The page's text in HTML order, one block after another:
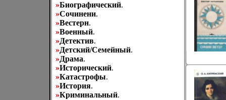
»Биографический.
»Cочинени.
»Вестерн.
»Военный.
»Детектив.
»Детский/Семейный.
»Драма.
»Исторический.
»Катастрофы.
»История.
»Криминальный.